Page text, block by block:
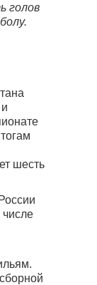
голов
шесть
числе